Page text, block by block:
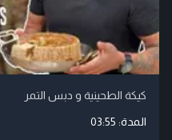
كيكة الطحينية و دبس التمر
المدة: 03:55